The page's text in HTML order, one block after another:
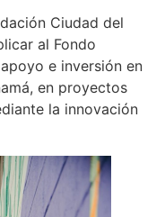
Ciudad del
al Fondo
e inversión en
en proyectos
la innovación